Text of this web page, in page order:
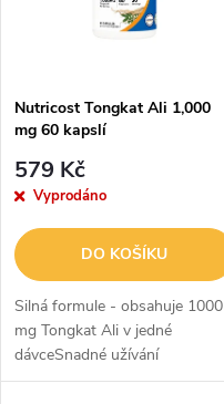
p
r
o
d
u
s
p
r
o
d
u
Nutricost Tongkat Ali 1,000
mg 60 kapslí
579 Kč
Vyprodáno
DO KOŠÍKU
Silná formule - obsahuje 1000
mg Tongkat Ali v jedné
dávceSnadné užívání
kapslíextrakt z tongkat ali v